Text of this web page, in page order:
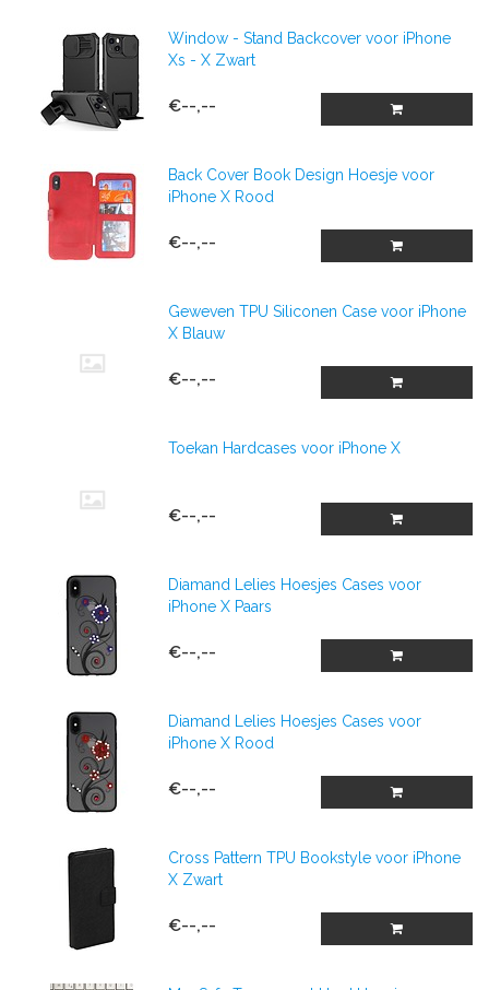
Window - Stand Backcover voor iPhone
Xs - X Zwart
€--,--
Back Cover Book Design Hoesje voor
iPhone X Rood
€--,--
Geweven TPU Siliconen Case voor iPhone
X Blauw
€--,--
Toekan Hardcases voor iPhone X
€--,--
Diamand Lelies Hoesjes Cases voor
iPhone X Paars
€--,--
Diamand Lelies Hoesjes Cases voor
iPhone X Rood
€--,--
Cross Pattern TPU Bookstyle voor iPhone
X Zwart
€--,--